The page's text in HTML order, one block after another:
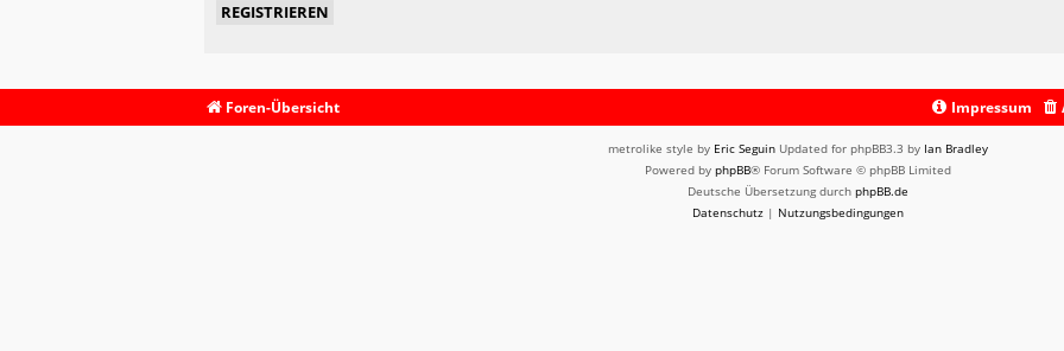
REGISTRIEREN
Foren-Übersicht Impressum
metrolike style by Eric Seguin Updated for phpBB3.3 by Ian Bradley
Powered by phpBB® Forum Software © phpBB Limited
Deutsche Übersetzung durch phpBB.de
Datenschutz | Nutzungsbedingungen